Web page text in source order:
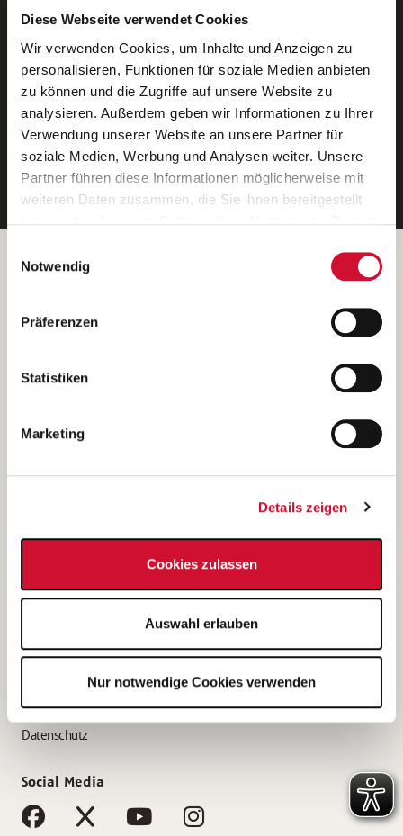
Diese Webseite verwendet Cookies
Wir verwenden Cookies, um Inhalte und Anzeigen zu
personalisieren, Funktionen für soziale Medien anbieten
zu können und die Zugriffe auf unsere Website zu
analysieren. Außerdem geben wir Informationen zu Ihrer
Verwendung unserer Website an unsere Partner für
soziale Medien, Werbung und Analysen weiter. Unsere
Partner führen diese Informationen möglicherweise mit
weiteren Daten zusammen, die Sie ihnen bereitgestellt
Wenn Sie auf „Cookies zulassen“ klicken, so stimmen
Sie der Speicherung sämtlicher Cookies zu. Sie können
Ihre Einwilligung selbstverständlich jederzeit widerrufen,
indem Sie die Cookie-Einstellungen aufrufen und diese
unsererDatenschutzerklärung
Notwendig
Präferenzen
Statistiken
Marketing
Details zeigen
Cookies zulassen
Auswahl erlauben
Nur notwendige Cookies verwenden
Neue Stellen per E-Mail.
Ein kostenloser Service von AWO
Jobs.
E-Mail-Adresse eintragen
Betreiber der Webseite
Kantstraße 45a
(Ein Tochterunternehmen des AWO Bezirksverbandes Unterfranken
e.V.)
Bewerbung als Altenpflegehelfer*in
Bewerbung als Erzieher*in
AWO Gliederungen nach Bundesland
Impressum
Datenschutz
Social Media